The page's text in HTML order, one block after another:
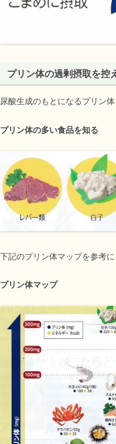
プリン体の過剰摂取を控
尿酸生成のもとになるプリン
プリン体の多い食品を知る
下記のプリン体マップを参考に
プリン体マップ